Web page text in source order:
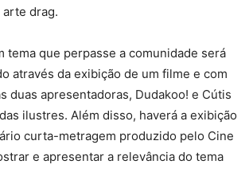
arte drag.
tema que perpasse a comunidade será
através da exibição de um filme e com
duas apresentadoras, Dudakoo! e Cútis
ilustres. Além disso, haverá a exibição
curta-metragem produzido pelo Cine
e apresentar a relevância do tema